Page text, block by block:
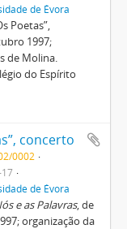
de Évora
Poetas”,
1997;
de Molina.
do Espírito
concerto
0002
de Évora
e as Palavras, de
organização da